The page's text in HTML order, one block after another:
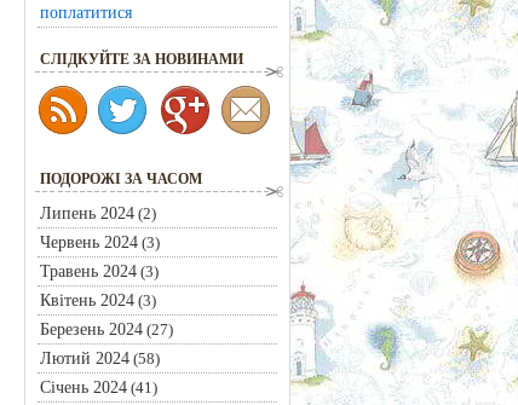
поплатитися
CЛІДКУЙТЕ ЗА НОВИНАМИ
ПОДОРОЖІ ЗА ЧАСОМ
Липень 2024(2)
Червень 2024(3)
Травень 2024(3)
Квітень 2024(3)
Березень 2024(27)
Лютий 2024(58)
Січень 2024(41)